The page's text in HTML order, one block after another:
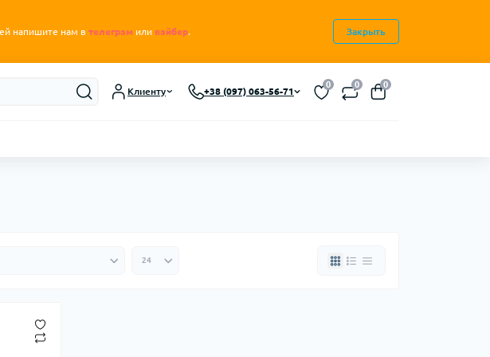
напишите нам в телеграм или вайбер. Закрыть
Клиенту +38 (097) 063-56-71
0 0 0